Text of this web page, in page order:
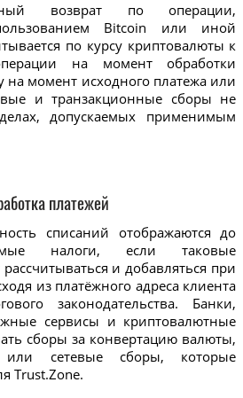
возврат по операции,
Bitcoin или иной
по курсу криптовалюты к
на момент обработки
на момент исходного платежа или
и транзакционные сборы не
допускаемых применимым
платежей
списаний отображаются до
налоги, если таковые
и добавляться при
из платёжного адреса клиента
законодательства. Банки,
сервисы и криптовалютные
сборы за конвертацию валюты,
или сетевые сборы, которые
Trust.Zone.